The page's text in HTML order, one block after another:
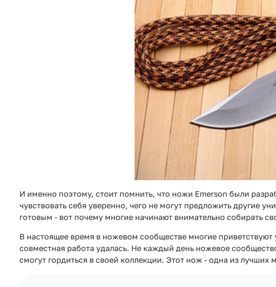
И именно поэтому, стоит помнить, что ножи Emerson были
чувствовать себя уверенно, чего не могут предложить другие
готовым - вот почему многие начинают внимательно собирать
В настоящее время в ножевом сообществе многие
совместная работа удалась. Не каждый день ножевое
смогут гордиться в своей коллекции. Этот нож - одна из